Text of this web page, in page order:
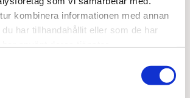
kombinera informationen med annan
har tillhandahållit eller som de har
Vi kommer nu arbeta i en modern
som ger oss ännu bättre
att mötas, samarbeta och fortsätta
oss!